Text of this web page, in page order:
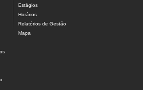
Estágios
Horários
Relatórios de Gestão
Mapa